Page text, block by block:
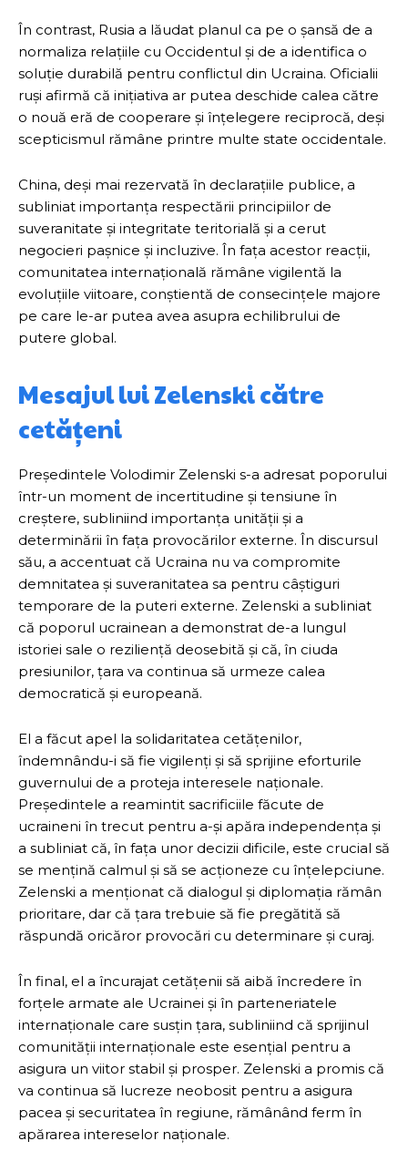
În contrast, Rusia a lăudat planul ca pe o șansă de a
normaliza relațiile cu Occidentul și de a identifica o
soluție durabilă pentru conflictul din Ucraina. Oficialii
ruși afirmă că inițiativa ar putea deschide calea către
o nouă eră de cooperare și înțelegere reciprocă, deși
scepticismul rămâne printre multe state occidentale.
China, deși mai rezervată în declarațiile publice, a
subliniat importanța respectării principiilor de
suveranitate și integritate teritorială și a cerut
negocieri pașnice și incluzive. În fața acestor reacții,
comunitatea internațională rămâne vigilentă la
evoluțiile viitoare, conștientă de consecințele majore
pe care le-ar putea avea asupra echilibrului de
putere global.
Mesajul lui Zelenski către
cetățeni
Președintele Volodimir Zelenski s-a adresat poporului
într-un moment de incertitudine și tensiune în
creștere, subliniind importanța unității și a
determinării în fața provocărilor externe. În discursul
său, a accentuat că Ucraina nu va compromite
demnitatea și suveranitatea sa pentru câștiguri
temporare de la puteri externe. Zelenski a subliniat
că poporul ucrainean a demonstrat de-a lungul
istoriei sale o reziliență deosebită și că, în ciuda
presiunilor, țara va continua să urmeze calea
democratică și europeană.
El a făcut apel la solidaritatea cetățenilor,
îndemnându-i să fie vigilenți și să sprijine eforturile
guvernului de a proteja interesele naționale.
Președintele a reamintit sacrificiile făcute de
ucraineni în trecut pentru a-și apăra independența și
a subliniat că, în fața unor decizii dificile, este crucial să
se mențină calmul și să se acționeze cu înțelepciune.
Zelenski a menționat că dialogul și diplomația rămân
prioritare, dar că țara trebuie să fie pregătită să
răspundă oricăror provocări cu determinare și curaj.
În final, el a încurajat cetățenii să aibă încredere în
forțele armate ale Ucrainei și în parteneriatele
internaționale care susțin țara, subliniind că sprijinul
comunității internaționale este esențial pentru a
asigura un viitor stabil și prosper. Zelenski a promis că
va continua să lucreze neobosit pentru a asigura
pacea și securitatea în regiune, rămânând ferm în
apărarea intereselor naționale.